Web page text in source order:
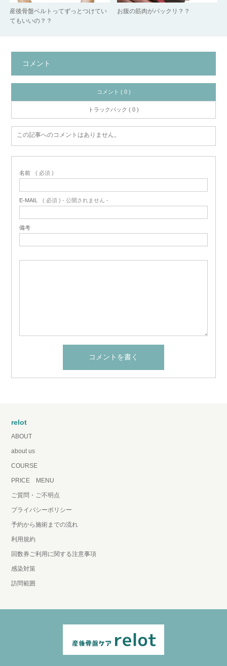
産後骨盤ベルトってずっとつけてい
てもいいの？？
お腹の筋肉がパックリ？？
コメント
コメント ( 0 )
トラックバック ( 0 )
この記事へのコメントはありません。
名前 ( 必須 )
E-MAIL ( 必須 ) - 公開されません -
備考
relot
ABOUT
about us
COURSE
PRICE MENU
ご質問・ご不明点
プライバシーポリシー
予約から施術までの流れ
利用規約
回数券ご利用に関する注意事項
感染対策
訪問範囲